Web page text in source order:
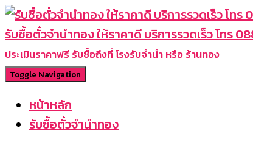
รับซื้อตั๋วจำนำทอง ให้ราคาดี บริการรวดเร็ว โทร
ประเมินราคาฟรี รับซื้อถึงที่ โรงรับจำนำ หรือ ร้านทอง
Toggle Navigation
หน้าหลัก
รับซื้อตั๋วจำนำทอง